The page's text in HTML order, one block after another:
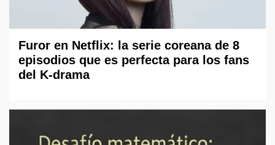
Furor en Netflix: la serie coreana de 8
episodios que es perfecta para los fans
del K-drama